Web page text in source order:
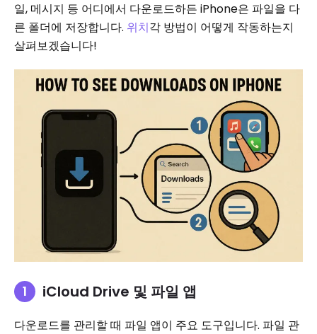
일, 메시지 등 어디에서 다운로드하든 iPhone은 파일을 다
른 폴더에 저장합니다. 위치각 방법이 어떻게 작동하는지
살펴보겠습니다!
iCloud Drive 및 파일 앱
다운로드를 관리할 때 파일 앱이 주요 도구입니다. 파일 관